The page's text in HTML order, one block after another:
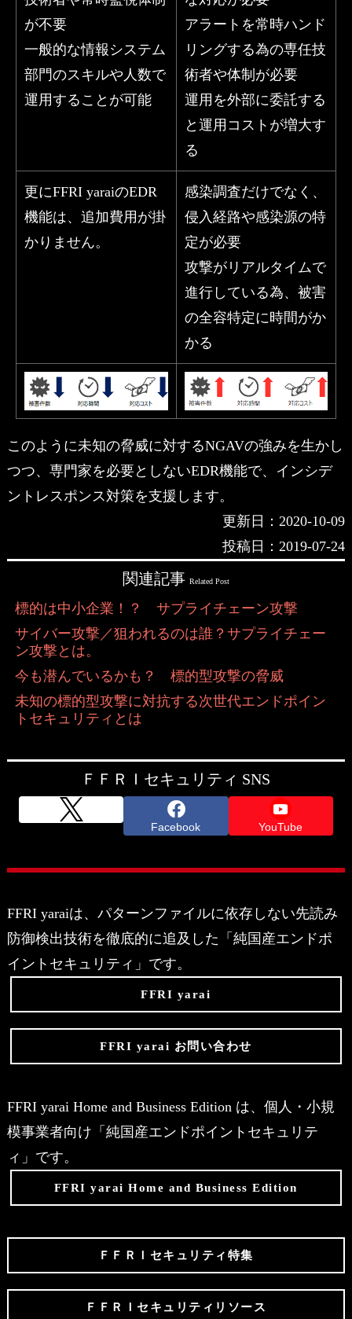
が不要
一般的な情報システム
部門のスキルや人数で
運用することが可能
アラートを常時ハンド
リングする為の専任技
術者や体制が必要
運用を外部に委託する
と運用コストが増大す
る
更にFFRI yaraiのEDR
機能は、追加費用が掛
かりません。
感染調査だけでなく、
侵入経路や感染源の特
定が必要
攻撃がリアルタイムで
進行している為、被害
の全容特定に時間がか
かる
このように未知の脅威に対するNGAVの強みを生かし
つつ、専門家を必要としないEDR機能で、インシデ
ントレスポンス対策を支援します。
更新日：2020-10-09
投稿日：2019-07-24
関連記事 Related Post
標的は中小企業！？ サプライチェーン攻撃
サイバー攻撃／狙われるのは誰？サプライチェー
ン攻撃とは。
今も潜んでいるかも？ 標的型攻撃の脅威
未知の標的型攻撃に対抗する次世代エンドポイン
トセキュリティとは
ＦＦＲＩセキュリティ SNS
Facebook YouTube
FFRI yaraiは、パターンファイルに依存しない先読み
防御検出技術を徹底的に追及した「純国産エンドポ
イントセキュリティ」です。
FFRI yarai
FFRI yarai お問い合わせ
FFRI yarai Home and Business Edition は、個人・小規
模事業者向け「純国産エンドポイントセキュリテ
ィ」です。
FFRI yarai Home and Business Edition
ＦＦＲＩセキュリティ特集
ＦＦＲＩセキュリティリソース